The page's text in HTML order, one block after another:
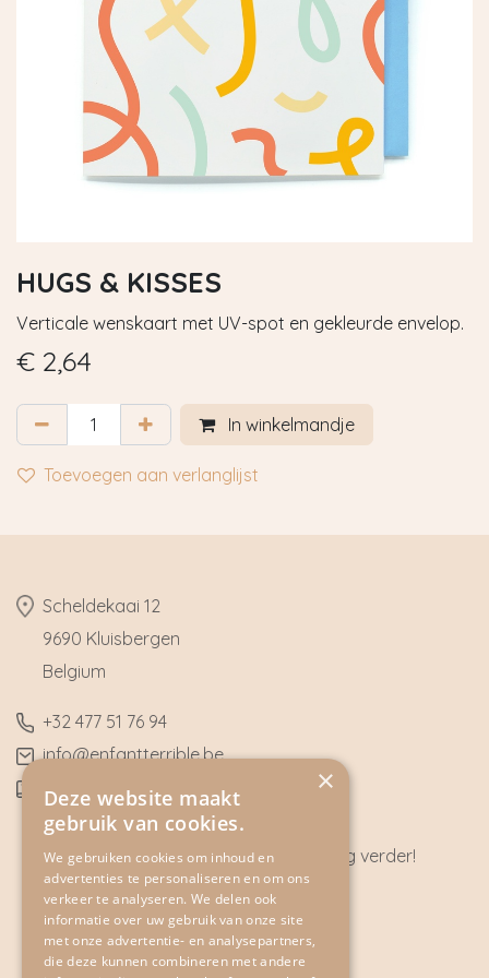
HUGS & KISSES
Verticale wenskaart met UV-spot en gekleurde envelop.
€ 2,64
In winkelmandje
Toevoegen aan verlanglijst
​Scheldekaai 12
9690 Kluisbergen
​Belgium
​+32 477 51 76 94
​info@enfantterrible.be
BE0636790746
Heeft u vragen? Wij helpen u graag verder!
CONTACT
×
Deze website maakt
gebruik van cookies.
We gebruiken cookies om inhoud en
advertenties te personaliseren en om ons
verkeer te analyseren. We delen ook
informatie over uw gebruik van onze site
met onze advertentie- en analysepartners,
die deze kunnen combineren met andere